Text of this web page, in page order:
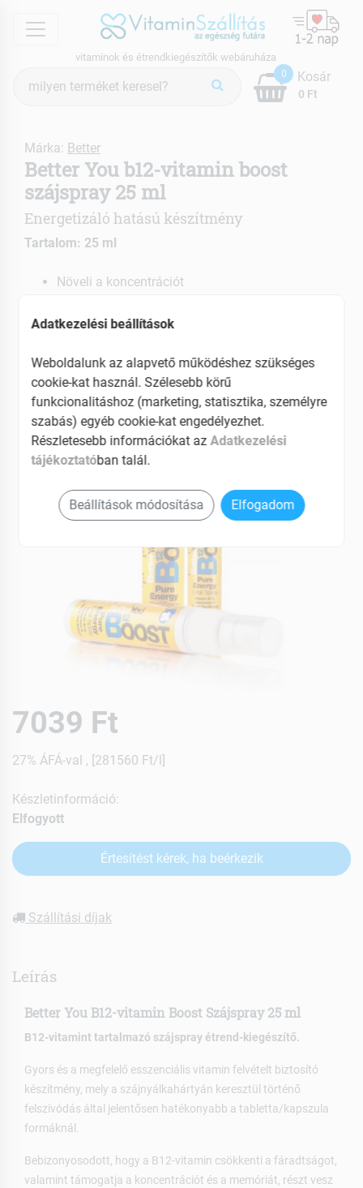
menu
vitaminok és étrendkiegészítők webáruháza
keresés
0
0 Ft
Kosár
Márka: Better
Better You b12-vitamin boost
szájspray 25 ml
Energetizáló hatású készítmény
Tartalom: 25 ml
Növeli a koncentrációt
folyamatokban
EAN: 96032893
7039 Ft
27% ÁFÁ-val , [281560 Ft/l]
Készletinformáció:
Elfogyott
Értesítést kérek, ha beérkezik
Szállítási díjak
Leírás
Better You B12-vitamin Boost Szájspray 25 ml
B12-vitamint tartalmazó szájspray étrend-kiegészítő.
Gyors és a megfelelő esszenciális vitamin felvételt biztosító
készítmény, mely a szájnyálkahártyán keresztül történő
felszívódás által jelentősen hatékonyabb a tabletta/kapszula
formáknál.
Bebizonyosodott, hogy a B12-vitamin csökkenti a fáradtságot,
valamint támogatja a koncentrációt és a memóriát, részt vesz
Adatkezelési beállítások
Weboldalunk az alapvető működéshez szükséges
cookie-kat használ. Szélesebb körű
funkcionalitáshoz (marketing, statisztika, személyre
szabás) egyéb cookie-kat engedélyezhet.
Részletesebb információkat azAdatkezelési
tájékoztatóban talál.
Beállítások módosítása Elfogadom